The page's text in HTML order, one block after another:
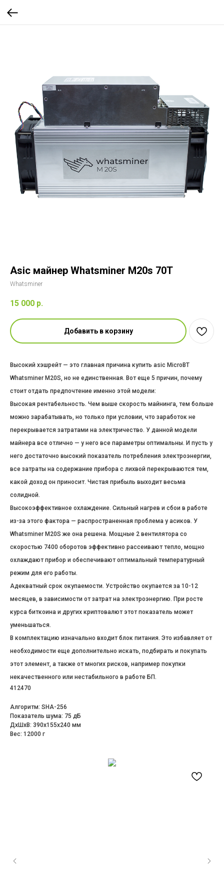
Asic майнер Whatsminer M20s 70T
Whatsminer
15 000 р.
Добавить в корзину
Высокий хэшрейт — это главная причина купить asic MicroBT
Whatsminer M20S, но не единственная. Вот еще 5 причин, почему
стоит отдать предпочтение именно этой модели:
Высокая рентабельность. Чем выше скорость майнинга, тем больше
можно зарабатывать, но только при условии, что заработок не
перекрывается затратами на электричество. У данной модели
майнера все отлично — у него все параметры оптимальны. И пусть у
него достаточно высокий показатель потребления электроэнергии,
все затраты на содержание прибора с лихвой перекрываются тем,
какой доход он приносит. Чистая прибыль выходит весьма
солидной.
Высокоэффективное охлаждение. Сильный нагрев и сбои в работе
из-за этого фактора — распространенная проблема у асиков. У
Whatsminer M20S же она решена. Мощные 2 вентилятора со
скоростью 7400 оборотов эффективно рассеивают тепло, мощно
охлаждают прибор и обеспечивают оптимальный температурный
режим для его работы.
Адекватный срок окупаемости. Устройство окупается за 10-12
месяцев, в зависимости от затрат на электроэнергию. При росте
курса биткоина и других криптовалют этот показатель может
уменьшаться.
В комплектацию изначально входит блок питания. Это избавляет от
необходимости еще дополнительно искать, подбирать и покупать
этот элемент, а также от многих рисков, например покупки
некачественного или нестабильного в работе БП.
412470
Алгоритм: SHA-256
Показатель шума: 75 дБ
ДxШxВ: 390x155x240 мм
Вес: 12000 г